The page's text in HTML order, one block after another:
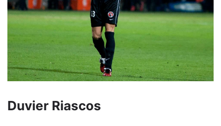
Duvier Riascos